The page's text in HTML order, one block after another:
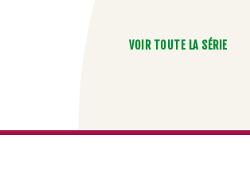
VOIR TOUTE LA SÉRIE